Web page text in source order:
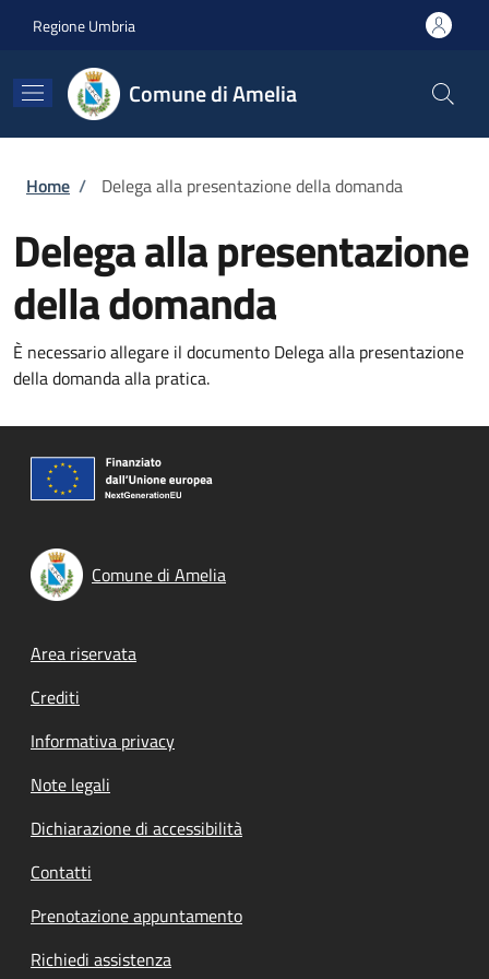
Regione Umbria
Comune di Amelia
Briciole di pane
Home / Delega alla presentazione della domanda
Delega alla presentazione
della domanda
È necessario allegare il documento Delega alla presentazione
della domanda alla pratica.
Comune di Amelia
Footer menu
Area riservata
Crediti
Informativa privacy
Note legali
Dichiarazione di accessibilità
Contatti
Prenotazione appuntamento
Richiedi assistenza